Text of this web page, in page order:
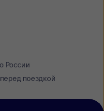
России
поездкой